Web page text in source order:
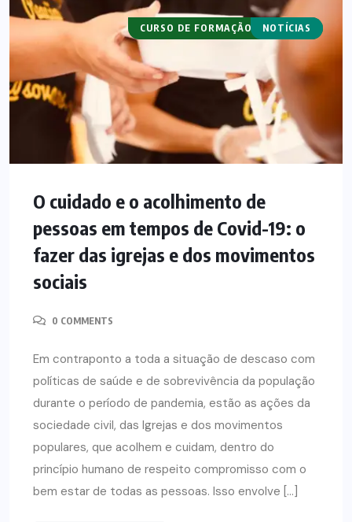
CURSO DE FORMAÇÃO PASTORAL
NOTÍCIAS
O cuidado e o acolhimento de
pessoas em tempos de Covid-19: o
fazer das igrejas e dos movimentos
sociais
0 COMMENTS
Em contraponto a toda a situação de descaso com
políticas de saúde e de sobrevivência da população
durante o período de pandemia, estão as ações da
sociedade civil, das Igrejas e dos movimentos
populares, que acolhem e cuidam, dentro do
princípio humano de respeito compromisso com o
bem estar de todas as pessoas. Isso envolve […]